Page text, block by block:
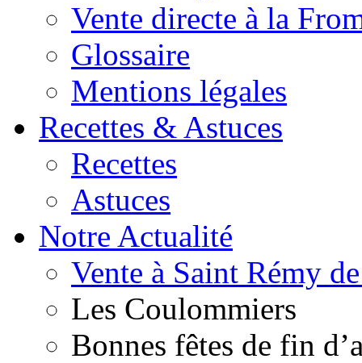
Vente directe à la
Glossaire
Mentions légales
Recettes & Astuces
Recettes
Astuces
Notre Actualité
Vente à Saint Rémy
Les Coulommiers
Bonnes fêtes de fin